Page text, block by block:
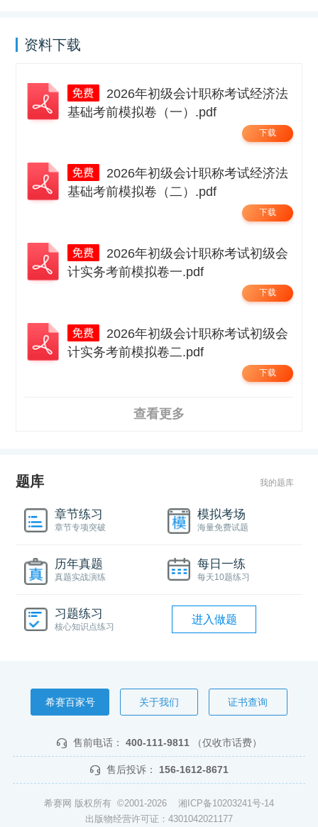
资料下载
基础考前模拟卷（一）.pdf
下载
基础考前模拟卷（二）.pdf
下载
计实务考前模拟卷一.pdf
下载
计实务考前模拟卷二.pdf
下载
查看更多
题库 我的题库
章节练习
章节专项突破
模拟考场
海量免费试题
历年真题
真题实战演练
每日一练
每天10题练习
习题练习
核心知识点练习
进入做题
希赛百家号 关于我们 证书查询
售前电话： 400-111-9811 （仅收市话费）
售后投诉： 156-1612-8671
希赛网 版权所有 ©2001-2026 湘ICP备10203241号-14
出版物经营许可证：4301042021177